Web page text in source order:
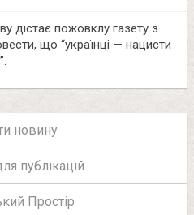
дістає пожовклу газету з
що “українці — нацисти
новину
публікацій
Простір